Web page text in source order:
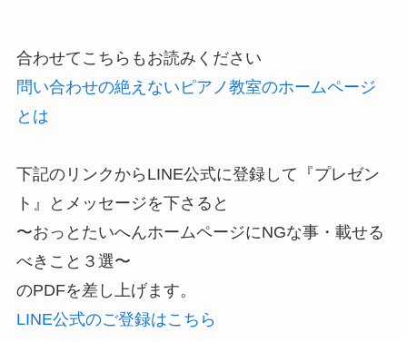
合わせてこちらもお読みください
問い合わせの絶えないピアノ教室のホームページ
とは
下記のリンクからLINE公式に登録して『プレゼン
ト』とメッセージを下さると
〜おっとたいへんホームページにNGな事・載せる
べきこと３選〜
のPDFを差し上げます。
LINE公式のご登録はこちら